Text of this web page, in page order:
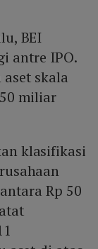
BEI
antre IPO.
skala
miliar
klasifikasi
Rp 50